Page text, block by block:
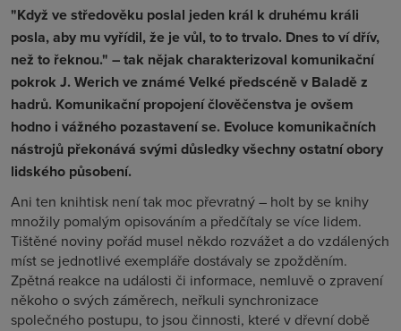
"Když ve středověku poslal jeden král k druhému králi
posla, aby mu vyřídil, že je vůl, to to trvalo. Dnes to ví dřív,
než to řeknou." – tak nějak charakterizoval komunikační
pokrok J. Werich ve známé Velké předscéně v Baladě z
hadrů. Komunikační propojení člověčenstva je ovšem
hodno i vážného pozastavení se. Evoluce komunikačních
nástrojů překonává svými důsledky všechny ostatní obory
lidského působení.
Ani ten knihtisk není tak moc převratný – holt by se knihy
množily pomalým opisováním a předčítaly se více lidem.
Tištěné noviny pořád musel někdo rozvážet a do vzdálených
míst se jednotlivé exempláře dostávaly se zpožděním.
Zpětná reakce na události či informace, nemluvě o zpravení
někoho o svých záměrech, neřkuli synchronizace
společného postupu, to jsou činnosti, které v dřevní době